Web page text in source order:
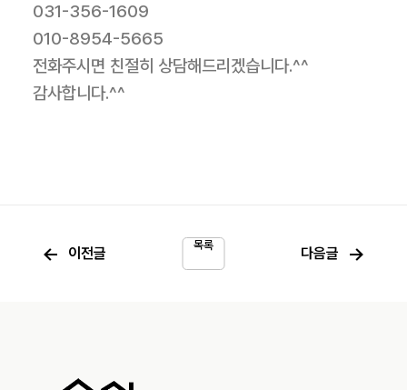
031-356-1609
010-8954-5665
전화주시면 친절히 상담해드리겠습니다.^^
감사합니다.^^
목록
← 이전글 다음글 →